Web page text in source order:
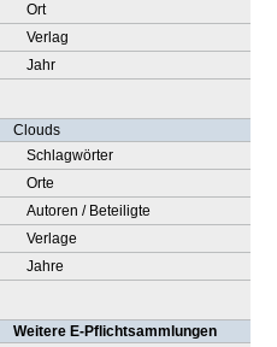
Ort
Verlag
Jahr
Clouds
Schlagwörter
Orte
Autoren / Beteiligte
Verlage
Jahre
Weitere E-Pflichtsammlungen